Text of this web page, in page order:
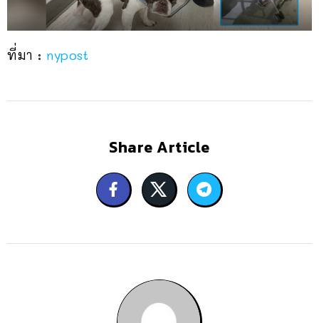
ที่มา : nypost
Share Article